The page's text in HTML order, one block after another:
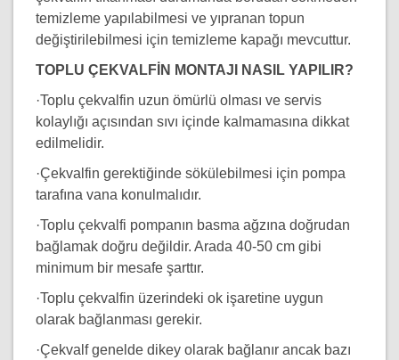
temizleme yapılabilmesi ve yıpranan topun
değiştirilebilmesi için temizleme kapağı mevcuttur.
TOPLU ÇEKVALFİN MONTAJI NASIL YAPILIR?
·Toplu çekvalfin uzun ömürlü olması ve servis
kolaylığı açısından sıvı içinde kalmamasına dikkat
edilmelidir.
·Çekvalfin gerektiğinde sökülebilmesi için pompa
tarafına vana konulmalıdır.
·Toplu çekvalfi pompanın basma ağzına doğrudan
bağlamak doğru değildir. Arada 40-50 cm gibi
minimum bir mesafe şarttır.
·Toplu çekvalfin üzerindeki ok işaretine uygun
olarak bağlanması gerekir.
·Çekvalf genelde dikey olarak bağlanır ancak bazı